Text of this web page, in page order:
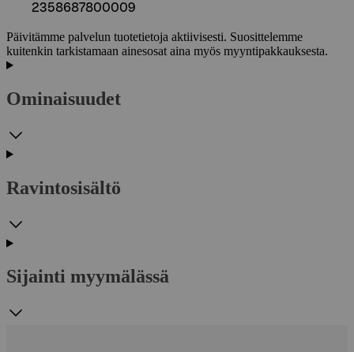
2358687800009
Päivitämme palvelun tuotetietoja aktiivisesti. Suosittelemme
kuitenkin tarkistamaan ainesosat aina myös myyntipakkauksesta.
Ominaisuudet
Ravintosisältö
Sijainti myymälässä